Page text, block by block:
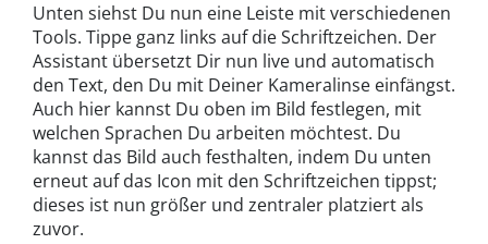
Unten siehst Du nun eine Leiste mit verschiedenen
Tools. Tippe ganz links auf die Schriftzeichen. Der
Assistant übersetzt Dir nun live und automatisch
den Text, den Du mit Deiner Kameralinse einfängst.
Auch hier kannst Du oben im Bild festlegen, mit
welchen Sprachen Du arbeiten möchtest. Du
kannst das Bild auch festhalten, indem Du unten
erneut auf das Icon mit den Schriftzeichen tippst;
dieses ist nun größer und zentraler platziert als
zuvor.